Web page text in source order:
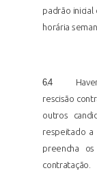
padrão inicial
horária
6.4
rescisão
outros
respeitado a
preencha
contratação.